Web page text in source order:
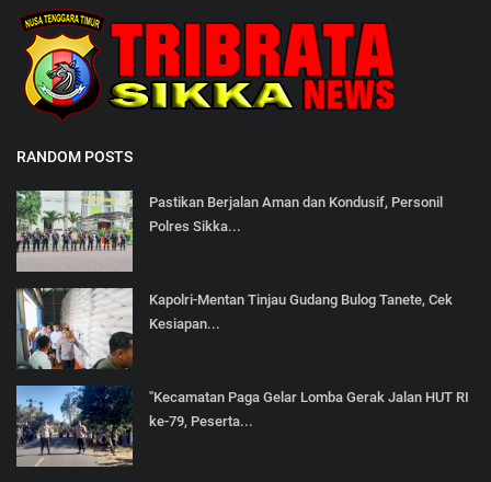
RANDOM POSTS
Pastikan Berjalan Aman dan Kondusif, Personil
Polres Sikka...
Kapolri-Mentan Tinjau Gudang Bulog Tanete, Cek
Kesiapan...
"Kecamatan Paga Gelar Lomba Gerak Jalan HUT RI
ke-79, Peserta...